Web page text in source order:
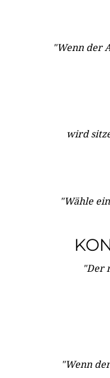
"Wenn der
wird
"Wähle
"Der
"Wenn